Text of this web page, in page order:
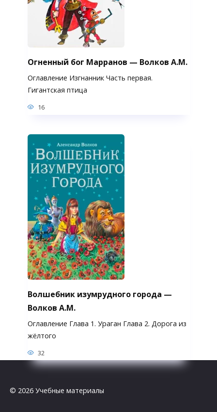
Огненный бог Марранов — Волков А.М.
Оглавление Изгнанник Часть первая.
Гигантская птица
16
Волшебник изумрудного города —
Волков А.М.
Оглавление Глава 1. Ураган Глава 2. Дорога из
жёлтого
32
© 2026 Учебные материалы